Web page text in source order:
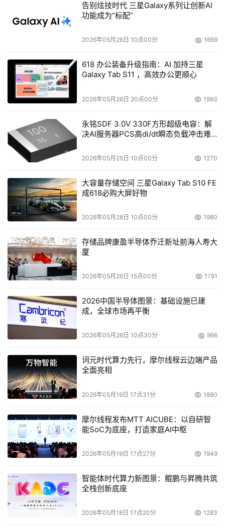
告别炫技时代 三星Galaxy系列让创新AI
功能成为“标配”
2026年05月26日 10点00分 1669
618 办公装备升级指南：AI 加持三星
Galaxy Tab S11 ，高效办公更顺心
2026年05月26日 20点00分 1993
永铭SDF 3.0V 330F方形超级电容：解
决AI服务器PCS高di/dt瞬态负载冲击难
2026年05月25日 10点00分 1270
大容量存储空间 三星Galaxy Tab S10 FE
成618必购大屏好物
2026年05月28日 10点00分 1980
存储品牌康盈半导体乔迁新址前海人寿大
厦
2026年05月26日 15点00分 1781
2026中国半导体图景：基础设施已建
成，全球市场再平衡
2026年05月26日 10点30分 966
词元时代算力先行，摩尔线程云边端产品
全面亮相
2026年05月19日 17点31分 1880
摩尔线程发布MTT AICUBE：以自研智
能SoC为底座，打造家庭AI中枢
2026年05月19日 17点27分 1949
智能体时代算力新图景：鲲鹏与昇腾共筑
全栈创新底座
2026年05月18日 17点20分 1283